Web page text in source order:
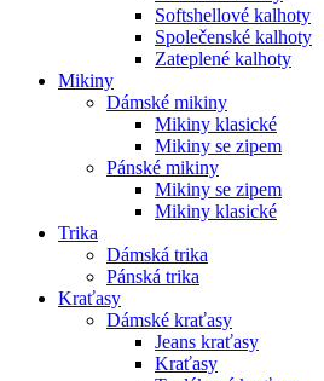
Softshellové kalhoty
Společenské kalhoty
Zateplené kalhoty
Mikiny
Dámské mikiny
Mikiny klasické
Mikiny se zipem
Pánské mikiny
Mikiny se zipem
Mikiny klasické
Trika
Dámská trika
Pánská trika
Kraťasy
Dámské kraťasy
Jeans kraťasy
Kraťasy